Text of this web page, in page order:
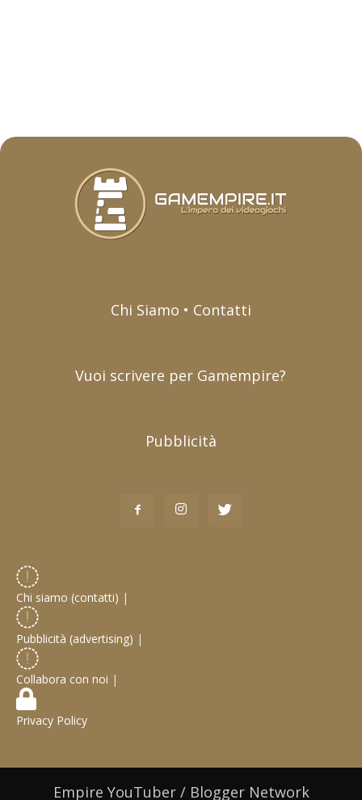
Chi Siamo • Contatti
Vuoi scrivere per Gamempire?
Pubblicità
Chi siamo (contatti) |
Pubblicità (advertising) |
Collabora con noi |
Privacy Policy
Empire YouTuber / Blogger Network